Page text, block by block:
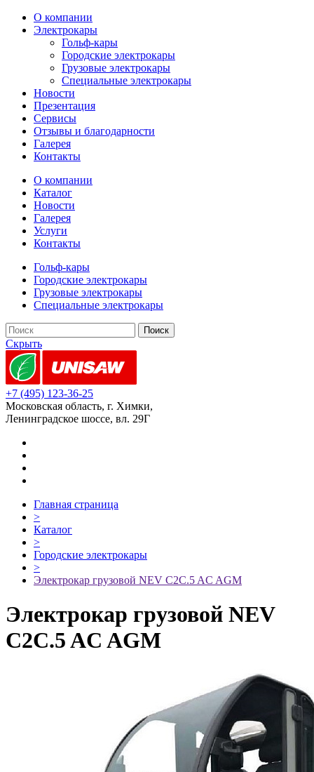
О компании
Электрокары
Гольф-кары
Городские электрокары
Грузовые электрокары
Специальные электрокары
Новости
Презентация
Сервисы
Отзывы и благодарности
Галерея
Контакты
О компании
Каталог
Новости
Галерея
Услуги
Контакты
Гольф-кары
Городские электрокары
Грузовые электрокары
Специальные электрокары
Скрыть
+7 (495) 123-36-25
Московская область, г. Химки,
Ленинградское шоссе, вл. 29Г
Главная страница
>
Каталог
>
Городские электрокары
>
Электрокар грузовой NEV C2C.5 AC AGM
Электрокар грузовой NEV
C2C.5 AC AGM